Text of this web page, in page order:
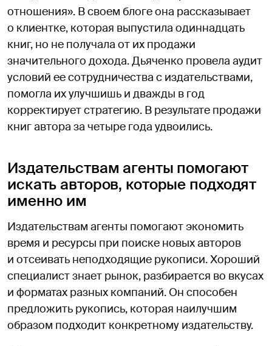
отношения». В своем блоге она рассказывает
о клиентке, которая выпустила одиннадцать
книг, но не получала от их продажи
значительного дохода. Дьяченко провела аудит
условий ее сотрудничества с издательствами,
помогла их улучшишь и дважды в год
корректирует стратегию. В результате продажи
книг автора за четыре года удвоились.
Издательствам агенты помогают
искать авторов, которые подходят
именно им
Издательствам агенты помогают экономить
время и ресурсы при поиске новых авторов
и отсеивать неподходящие рукописи. Хороший
специалист знает рынок, разбирается во вкусах
и форматах разных компаний. Он способен
предложить рукопись, которая наилучшим
образом подходит конкретному издательству.